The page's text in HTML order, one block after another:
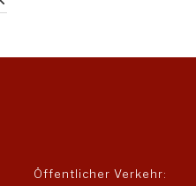
Öffentlicher Verkehr: